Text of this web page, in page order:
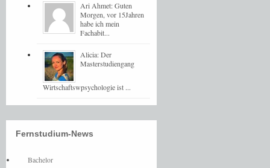
Ari Ahmet: Guten
Morgen, vor 15Jahren
habe ich mein
Fachabit...
Alicia: Der
Masterstudiengang
Wirtschaftswpsychologie ist ...
Fernstudium-News
Bachelor